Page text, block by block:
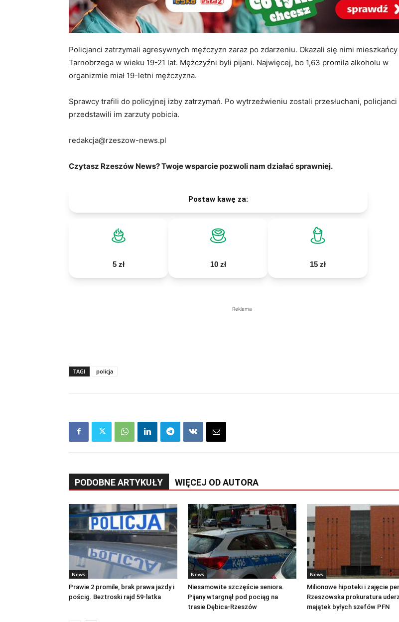
Policjanci zatrzymali agresywnych mężczyzn zaraz po zdarzeniu. Okazali się nimi mieszkańcy
Tarnobrzega w wieku 19-21 lat. Mężczyźni byli pijani. Najwięcej, bo 1,63 promila alkoholu w
organizmie miał 19-letni mężczyzna.
Sprawcy trafili do policyjnej izby zatrzymań. Po wytrzeźwieniu zostali przesłuchani, policjanci
przedstawili im zarzuty pobicia.
redakcja@rzeszow-news.pl
Czytasz Rzeszów News? Twoje wsparcie pozwoli nam działać sprawniej.
Postaw kawę za:
5 zł 10 zł 15 zł
Reklama
TAGI policja
PODOBNE ARTYKUŁY WIĘCEJ OD AUTORA
News
Prawie 2 promile, brak prawa jazdy i
pościg. Beztroski rajd 59-latka
News
Niesamowite szczęście seniora.
Pijany wtargnął pod pociąg na
trasie Dębica-Rzeszów
News
Milionowe hipoteki i zajęcie
Rzeszowska prokuratura
majątek byłych szefów PFN